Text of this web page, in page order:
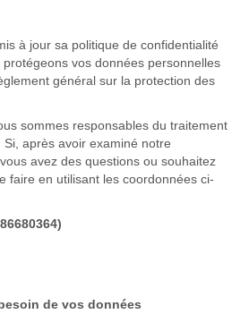
à jour sa politique de confidentialité
vos données personnelles
général sur la protection des
sommes responsables du traitement
après avoir examiné notre
avez des questions ou souhaitez
faire en utilisant les coordonnées ci-
de vos données